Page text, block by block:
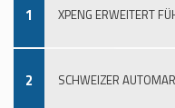
1 XPENG ERWEITERT
2 SCHWEIZER